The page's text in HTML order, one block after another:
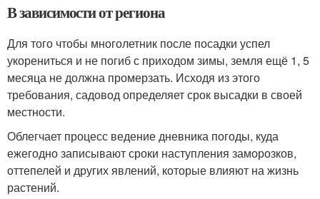
В зависимости от региона
Для того чтобы многолетник после посадки успел
укорениться и не погиб с приходом зимы, земля ещё 1, 5
месяца не должна промерзать. Исходя из этого
требования, садовод определяет срок высадки в своей
местности.
Облегчает процесс ведение дневника погоды, куда
ежегодно записывают сроки наступления заморозков,
оттепелей и других явлений, которые влияют на жизнь
растений.